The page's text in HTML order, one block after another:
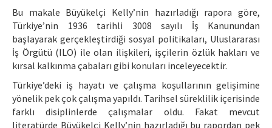
Bu makale Büyükelçi Kelly’nin hazırladığı rapora göre,
Türkiye’nin 1936 tarihli 3008 sayılı İş Kanunundan
başlayarak gerçekleştirdiği sosyal politikaları, Uluslararası
İş Örgütü (ILO) ile olan ilişkileri, işçilerin özlük hakları ve
kırsal kalkınma çabaları gibi konuları inceleyecektir.
Türkiye’deki iş hayatı ve çalışma koşullarının gelişimine
yönelik pek çok çalışma yapıldı. Tarihsel süreklilik içerisinde
farklı disiplinlerde çalışmalar oldu. Fakat mevcut
literatürde Büyükelçi Kelly’nin hazırladığı bu rapordan pek